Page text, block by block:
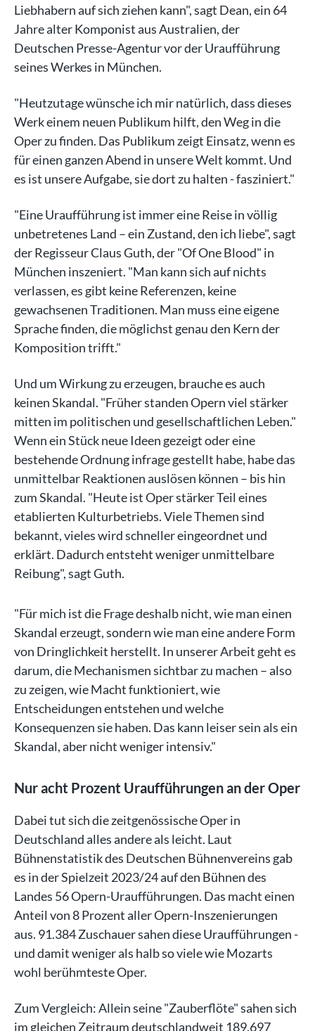
Liebhabern auf sich ziehen kann", sagt Dean, ein 64
Jahre alter Komponist aus Australien, der
Deutschen Presse-Agentur vor der Uraufführung
seines Werkes in München.
"Heutzutage wünsche ich mir natürlich, dass dieses
Werk einem neuen Publikum hilft, den Weg in die
Oper zu finden. Das Publikum zeigt Einsatz, wenn es
für einen ganzen Abend in unsere Welt kommt. Und
es ist unsere Aufgabe, sie dort zu halten - fasziniert."
"Eine Uraufführung ist immer eine Reise in völlig
unbetretenes Land – ein Zustand, den ich liebe", sagt
der Regisseur Claus Guth, der "Of One Blood" in
München inszeniert. "Man kann sich auf nichts
verlassen, es gibt keine Referenzen, keine
gewachsenen Traditionen. Man muss eine eigene
Sprache finden, die möglichst genau den Kern der
Komposition trifft."
Und um Wirkung zu erzeugen, brauche es auch
keinen Skandal. "Früher standen Opern viel stärker
mitten im politischen und gesellschaftlichen Leben."
Wenn ein Stück neue Ideen gezeigt oder eine
bestehende Ordnung infrage gestellt habe, habe das
unmittelbar Reaktionen auslösen können – bis hin
zum Skandal. "Heute ist Oper stärker Teil eines
etablierten Kulturbetriebs. Viele Themen sind
bekannt, vieles wird schneller eingeordnet und
erklärt. Dadurch entsteht weniger unmittelbare
Reibung", sagt Guth.
"Für mich ist die Frage deshalb nicht, wie man einen
Skandal erzeugt, sondern wie man eine andere Form
von Dringlichkeit herstellt. In unserer Arbeit geht es
darum, die Mechanismen sichtbar zu machen – also
zu zeigen, wie Macht funktioniert, wie
Entscheidungen entstehen und welche
Konsequenzen sie haben. Das kann leiser sein als ein
Skandal, aber nicht weniger intensiv."
Nur acht Prozent Uraufführungen an der Oper
Dabei tut sich die zeitgenössische Oper in
Deutschland alles andere als leicht. Laut
Bühnenstatistik des Deutschen Bühnenvereins gab
es in der Spielzeit 2023/24 auf den Bühnen des
Landes 56 Opern-Uraufführungen. Das macht einen
Anteil von 8 Prozent aller Opern-Inszenierungen
aus. 91.384 Zuschauer sahen diese Uraufführungen -
und damit weniger als halb so viele wie Mozarts
wohl berühmteste Oper.
Zum Vergleich: Allein seine "Zauberflöte" sahen sich
im gleichen Zeitraum deutschlandweit 189.697